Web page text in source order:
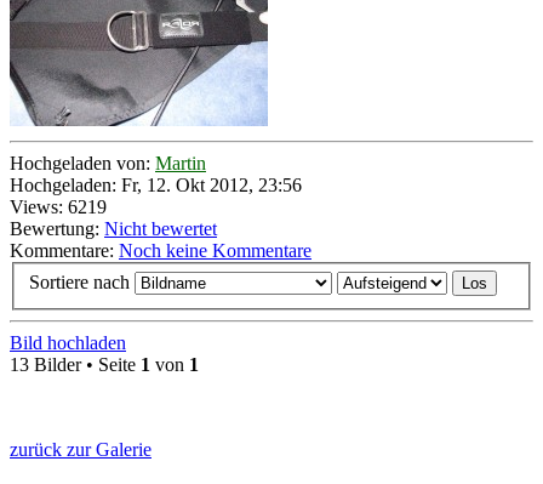
Hochgeladen von: Martin
Hochgeladen: Fr, 12. Okt 2012, 23:56
Views: 6219
Bewertung: Nicht bewertet
Kommentare: Noch keine Kommentare
Sortiere nach
Bild hochladen
13 Bilder • Seite 1 von 1
zurück zur Galerie